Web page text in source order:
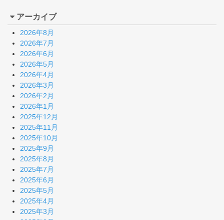
アーカイブ
2026年8月
2026年7月
2026年6月
2026年5月
2026年4月
2026年3月
2026年2月
2026年1月
2025年12月
2025年11月
2025年10月
2025年9月
2025年8月
2025年7月
2025年6月
2025年5月
2025年4月
2025年3月